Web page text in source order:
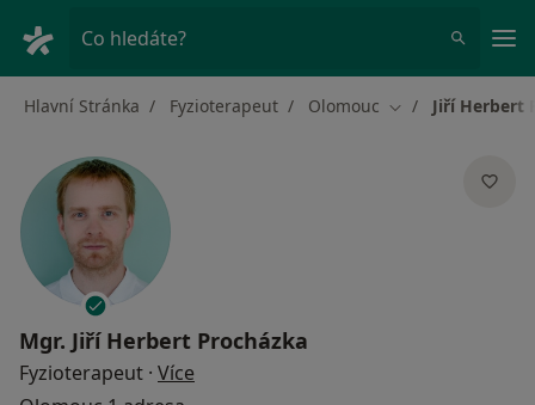
Co hledáte?
Hlavní Stránka Fyzioterapeut Olomouc Změna města
Jiří Herbert
Mgr. Jiří Herbert Procházka
Fyzioterapeut · Více